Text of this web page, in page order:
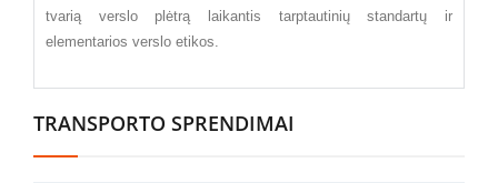
tvarią verslo plėtrą laikantis tarptautinių standartų ir
elementarios verslo etikos.
TRANSPORTO SPRENDIMAI